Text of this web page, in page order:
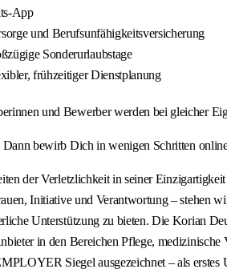
App
und Berufsunfähigkeitsversicherung
Sonderurlaubstage
frühzeitiger Dienstplanung
und Bewerber werden bei gleicher
bewirb Dich in wenigen Schritten
der Verletzlichkeit in seiner
Initiative und Verantwortung – stehen
Unterstützung zu bieten. Die Korian
in den Bereichen Pflege,
Siegel ausgezeichnet – als erstes